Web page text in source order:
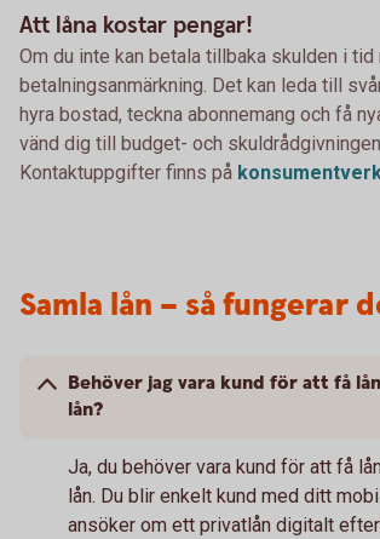
Att låna kostar pengar!
Om du inte kan betala tillbaka skulden i tid
betalningsanmärkning. Det kan leda till
hyra bostad, teckna abonnemang och få
vänd dig till budget- och
Kontaktuppgifter finns på
Samla lån – så fungerar
Behöver jag vara kund för att få
lån?
Ja, du behöver vara kund för att få
lån. Du blir enkelt kund med ditt
ansöker om ett privatlån digitalt